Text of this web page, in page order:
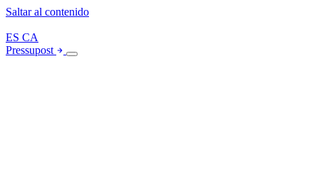
Saltar al contenido
ES CA
Pressupost